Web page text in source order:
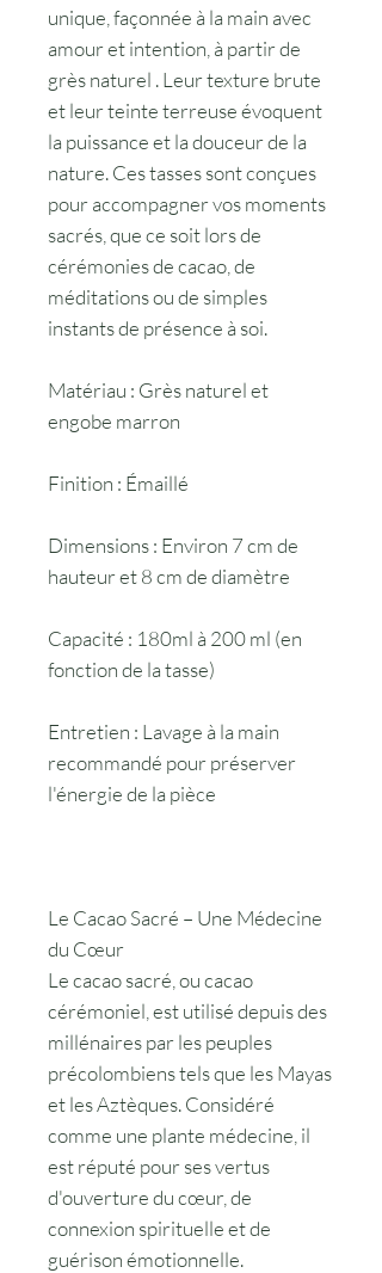
unique, façonnée à la main avec
amour et intention, à partir de
grès naturel . Leur texture brute
et leur teinte terreuse évoquent
la puissance et la douceur de la
nature. Ces tasses sont conçues
pour accompagner vos moments
sacrés, que ce soit lors de
cérémonies de cacao, de
méditations ou de simples
instants de présence à soi.
Matériau : Grès naturel et
engobe marron
Finition : Émaillé
Dimensions : Environ 7 cm de
hauteur et 8 cm de diamètre
Capacité : 180ml à 200 ml (en
fonction de la tasse)
Entretien : Lavage à la main
recommandé pour préserver
l'énergie de la pièce
Le Cacao Sacré – Une Médecine
du Cœur
Le cacao sacré, ou cacao
cérémoniel, est utilisé depuis des
millénaires par les peuples
précolombiens tels que les Mayas
et les Aztèques. Considéré
comme une plante médecine, il
est réputé pour ses vertus
d'ouverture du cœur, de
connexion spirituelle et de
guérison émotionnelle.